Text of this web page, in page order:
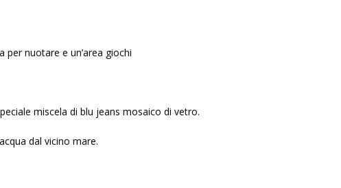
nuotare e un’area giochi
miscela di blu jeans mosaico di vetro.
dal vicino mare.